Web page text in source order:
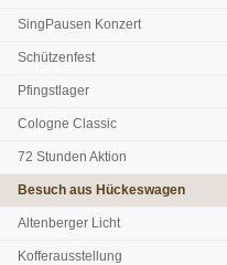
SingPausen Konzert
Schützenfest
Pfingstlager
Cologne Classic
72 Stunden Aktion
Besuch aus Hückeswagen
Altenberger Licht
Kofferausstellung